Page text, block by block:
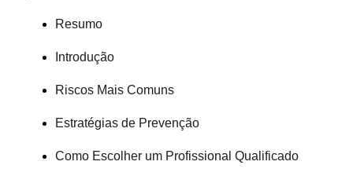
Resumo
Introdução
Riscos Mais Comuns
Estratégias de Prevenção
Como Escolher um Profissional Qualificado